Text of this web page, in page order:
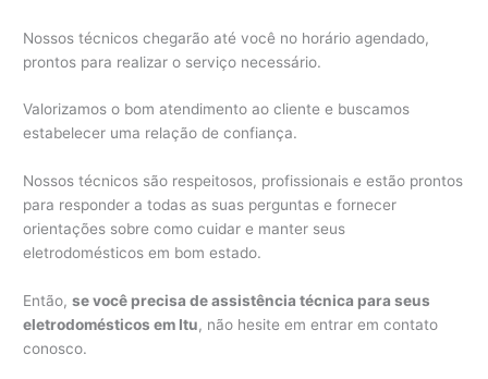
Nossos técnicos chegarão até você no horário agendado,
prontos para realizar o serviço necessário.
Valorizamos o bom atendimento ao cliente e buscamos
estabelecer uma relação de confiança.
Nossos técnicos são respeitosos, profissionais e estão prontos
para responder a todas as suas perguntas e fornecer
orientações sobre como cuidar e manter seus
eletrodomésticos em bom estado.
Então,se você precisa de assistência técnica para seus
eletrodomésticos em Itu, não hesite em entrar em contato
conosco.